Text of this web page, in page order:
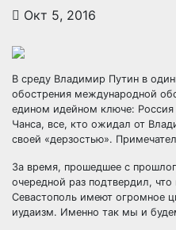
Окт 5, 2016
В среду Владимир Путин в
обострения международной
едином идейном ключе:
Чанса, все, кто ожидал от
своей «дерзостью».
За время, прошедшее с
очередной раз подтвердил,
Севастополь имеют огромное
иудаизм. Именно так мы и